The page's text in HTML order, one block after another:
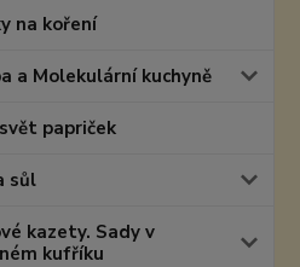
na koření
a Molekulární kuchyně
papriček
sůl
kazety. Sady v
kufříku